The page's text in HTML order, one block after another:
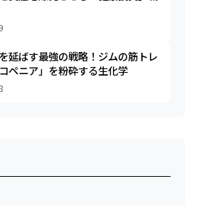
延ばす最強の戦略！ジムの筋トレ
ペニア」を粉砕する生化学